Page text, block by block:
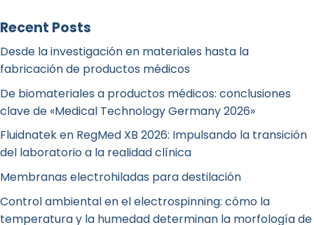
Recent Posts
Desde la investigación en materiales hasta la
fabricación de productos médicos
De biomateriales a productos médicos: conclusiones
clave de «Medical Technology Germany 2026»
Fluidnatek en RegMed XB 2026: Impulsando la transición
del laboratorio a la realidad clínica
Membranas electrohiladas para destilación
Control ambiental en el electrospinning: cómo la
temperatura y la humedad determinan la morfología de